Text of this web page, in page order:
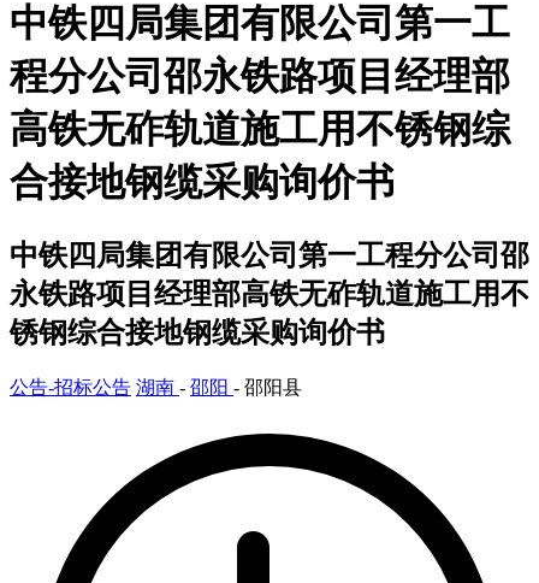
中铁四局集团有限公司第一工
程分公司邵永铁路项目经理部
高铁无砟轨道施工用不锈钢综
合接地钢缆采购询价书
中铁四局集团有限公司第一工程分公司邵
永铁路项目经理部高铁无砟轨道施工用不
锈钢综合接地钢缆采购询价书
公告-招标公告 湖南 - 邵阳 - 邵阳县